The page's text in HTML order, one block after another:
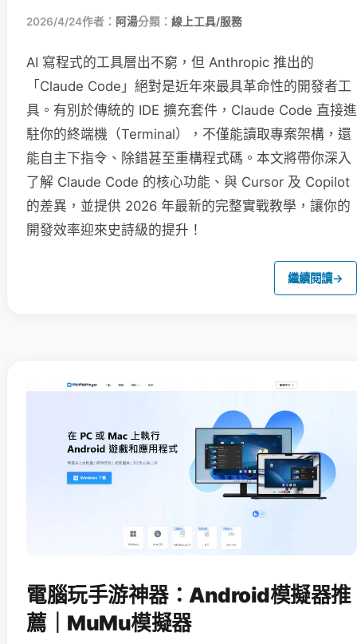
2026/4/24作者： 阿湯分類： 線上工具/服務
AI 寫程式的工具層出不窮，但 Anthropic 推出的
「Claude Code」絕對是近年來最具革命性的開發者工
具。有別於傳統的 IDE 擴充套件，Claude Code 直接進
駐你的終端機（Terminal），不僅能讀取專案架構，還
能自主下指令、除錯甚至重構程式碼。本文將帶你深入
了解 Claude Code 的核心功能、與 Cursor 及 Copilot
的差異，並提供 2026 年最新的完整實戰教學，讓你的
開發效率迎來史詩級的提升！
繼續閱讀→
電腦玩手游神器：Android模擬器推
薦｜MuMu模擬器